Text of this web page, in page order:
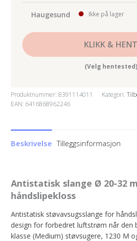
Haugesund Ikke på lager
KLIKK & HENT
(Velg hentested)
Produktnummer:8391114011 Kategori:
EAN: 6416868962246
Beskrivelse Tilleggsinformasjon
Antistatisk slange Ø 20-32
håndslipekloss
Antistatisk støvavsugsslange for
design for forbedret luftstrøm når den
klasse (Medium) støvsugere, 1230 M